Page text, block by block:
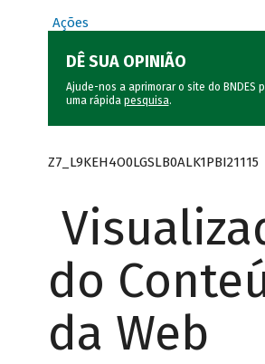
Ações
DÊ SUA OPINIÃO
Ajude-nos a aprimorar o site do BNDES
uma rápida pesquisa.
Z7_L9KEH4O0LGSLB0ALK1PBI21115
do
da Web